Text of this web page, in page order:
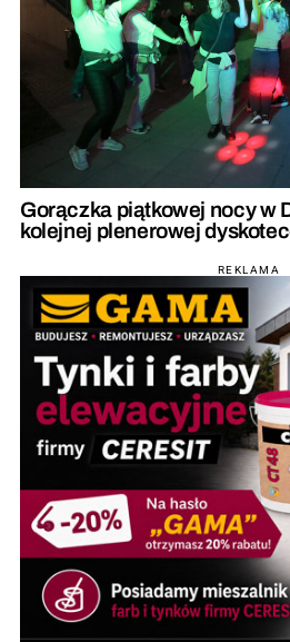
Gorączka piątkowej nocy w
kolejnej plenerowej
REKLAMA